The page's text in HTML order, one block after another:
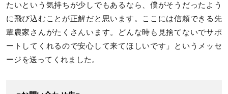
たいという気持ちが少しでもあるなら、僕がそうだったよう
に飛び込むことが正解だと思います。ここには信頼できる先
輩農家さんがたくさんいます。どんな時も見捨てないでサポ
ートしてくれるので安心して来てほしいです」というメッセ
ージを送ってくれました。